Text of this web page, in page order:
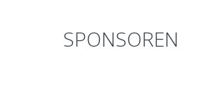
SPONSOREN